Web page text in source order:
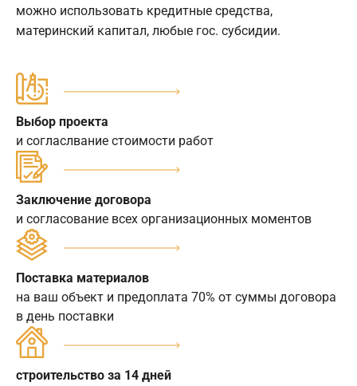
можно использовать кредитные средства,
материнский капитал, любые гос. субсидии.
Выбор проекта
и согласлвание стоимости работ
Заключение договора
и согласование всех организационных моментов
Поставка материалов
на ваш объект и предоплата 70% от суммы договора
в день поставки
строительство за 14 дней